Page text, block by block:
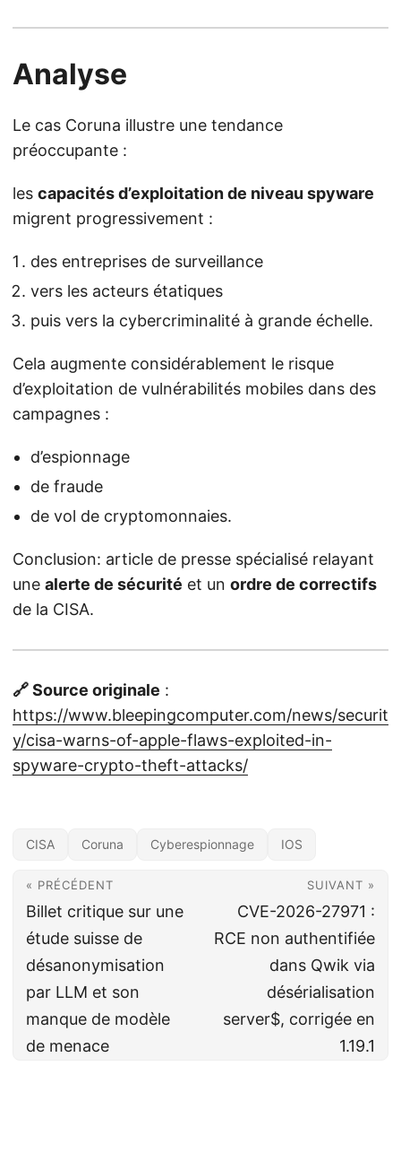
Analyse
Le cas Coruna illustre une tendance
préoccupante :
les capacités d’exploitation de niveau spyware
migrent progressivement :
des entreprises de surveillance
vers les acteurs étatiques
puis vers la cybercriminalité à grande échelle.
Cela augmente considérablement le risque
d’exploitation de vulnérabilités mobiles dans des
campagnes :
d’espionnage
de fraude
de vol de cryptomonnaies.
Conclusion: article de presse spécialisé relayant
une alerte de sécurité et un ordre de correctifs
de la CISA.
🔗 Source originale :
https://www.bleepingcomputer.com/news/securit
y/cisa-warns-of-apple-flaws-exploited-in-
spyware-crypto-theft-attacks/
CISA Coruna Cyberespionnage IOS
« PRÉCÉDENT
Billet critique sur une
étude suisse de
désanonymisation
par LLM et son
manque de modèle
de menace
SUIVANT »
CVE-2026-27971 :
RCE non authentifiée
dans Qwik via
désérialisation
server$, corrigée en
1.19.1